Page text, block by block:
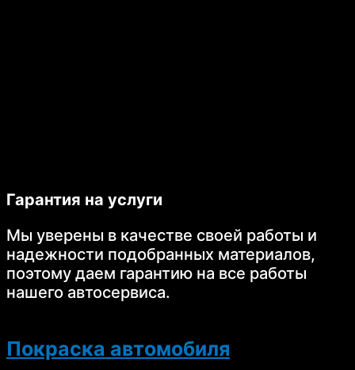
Гарантия на услуги
Мы уверены в качестве своей работы и
надежности подобранных материалов,
поэтому даем гарантию на все работы
нашего автосервиса.
Покраска автомобиля